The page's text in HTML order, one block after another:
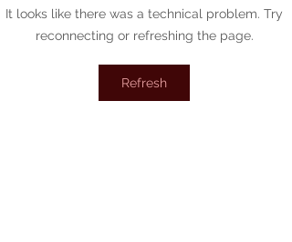
It looks like there was a technical problem. Try
reconnecting or refreshing the page.
Refresh